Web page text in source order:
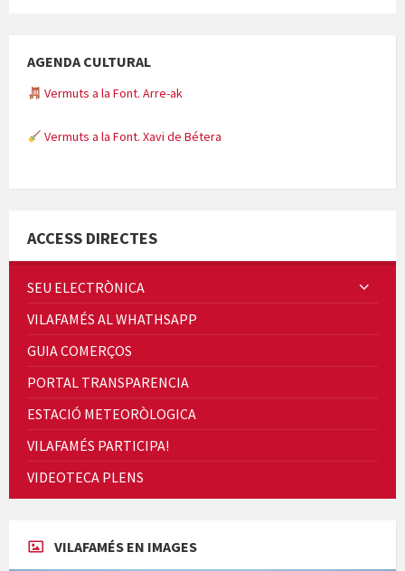
AGENDA CULTURAL
Vermuts a la Font. Arre-ak
Vermuts a la Font. Xavi de Bétera
Quintà Culroja
Cicle de Cine i Dones rurals
ACCESS DIRECTES
SEU ELECTRÒNICA
VILAFAMÉS AL WHATHSAPP
GUIA COMERÇOS
PORTAL TRANSPARENCIA
ESTACIÓ METEORÒLOGICA
VILAFAMÉS PARTICIPA!
VIDEOTECA PLENS
VILAFAMÉS EN IMAGES